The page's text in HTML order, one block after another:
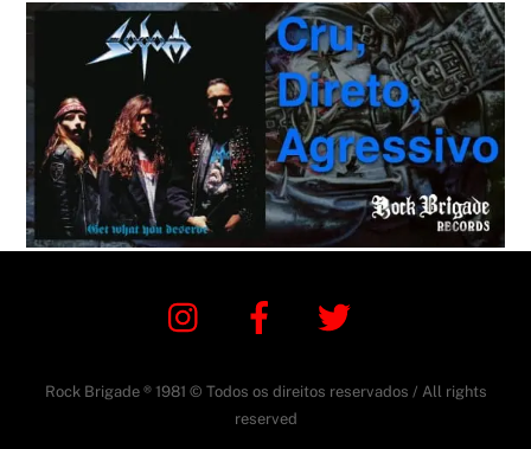
Instagram Facebook
Rock Brigade ® 1981 © Todos os direitos reservados / All rights
reserved